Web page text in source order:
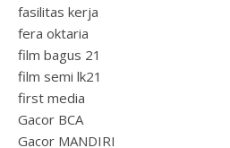
fasilitas kerja
fera oktaria
film bagus 21
film semi lk21
first media
Gacor BCA
Gacor MANDIRI